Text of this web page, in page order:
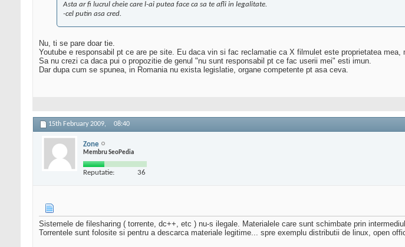
Asta ar fi lucrul cheie care l-ai putea face ca sa te afli in legalitate.
-cel putin asa cred.
Nu, ti se pare doar tie.
Youtube e responsabil pt ce are pe site. Eu daca vin si fac reclamatie ca X filmulet este proprietatea mea,
Sa nu crezi ca daca pui o propozitie de genul "nu sunt responsabil pt ce fac userii mei" esti imun.
Dar dupa cum se spunea, in Romania nu exista legislatie, organe competente pt asa ceva.
15th February 2009, 08:40
Zone
Membru SeoPedia
Reputatie: 36
Sistemele de filesharing ( torrente, dc++, etc ) nu-s ilegale. Materialele care sunt schimbate prin
Torrentele sunt folosite si pentru a descarca materiale legitime... spre exemplu distributii de linux, open